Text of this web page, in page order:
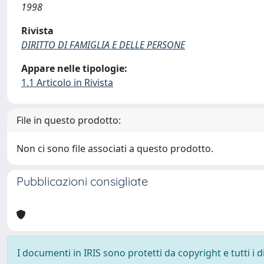
1998
Rivista
DIRITTO DI FAMIGLIA E DELLE PERSONE
Appare nelle tipologie:
1.1 Articolo in Rivista
File in questo prodotto:
Non ci sono file associati a questo prodotto.
Pubblicazioni consigliate
I documenti in IRIS sono protetti da copyright e tutti i